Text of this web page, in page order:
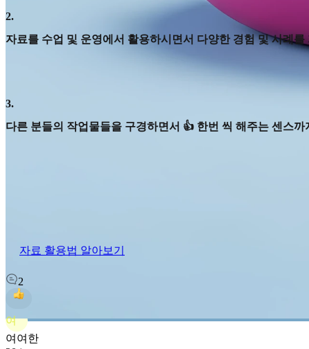
2.
자료를 수업 및 운영에서 활용하시면서 다양한 경험 및 사례
3.
다른 분들의 작업물들을 구경하면서 👍 한번 씩 해주는 센스까
자료 활용법 알아보기
2
여
여여한